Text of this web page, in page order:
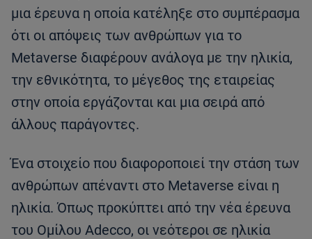
μια έρευνα η οποία κατέληξε στο συμπέρασμα
ότι οι απόψεις των ανθρώπων για το
Metaverse διαφέρουν ανάλογα με την ηλικία,
την εθνικότητα, το μέγεθος της εταιρείας
στην οποία εργάζονται και μια σειρά από
άλλους παράγοντες.
Ένα στοιχείο που διαφοροποιεί την στάση των
ανθρώπων απέναντι στο Metaverse είναι η
ηλικία. Όπως προκύπτει από την νέα έρευνα
του Ομίλου Adecco, οι νεότεροι σε ηλικία